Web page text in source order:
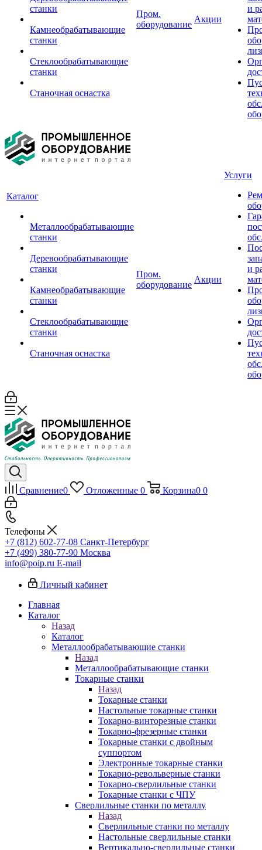
станки
Камнеобрабатывающие
станки
Стеклообрабатывающие
станки
Станочная оснастка
Пром.
оборудование
Акции
и
Каталог
Металлообрабатывающие
станки
Деревообрабатывающие
станки
Камнеобрабатывающие
станки
Стеклообрабатывающие
станки
Станочная оснастка
Пром.
оборудование
Акции
Услуги
и
Сравнение0 Отложенные 0 Корзина0 0
Телефоны
+7 (812) 602-77-08 Санкт-Петербург
+7 (499) 380-77-90 Москва
info@poip.ru E-mail
Личный кабинет
Главная
Каталог
Назад
Каталог
Металлообрабатывающие станки
Назад
Металлообрабатывающие станки
Токарные станки
Назад
Токарные станки
Настольные токарные станки
Токарно-винторезные станки
Токарно-фрезерные станки
Токарные станки с двойным
суппортом
Электронные токарные станки
Токарно-револьверные станки
Токарно-сверлильные станки
Токарные станки с ЧПУ
Сверлильные станки по металлу
Назад
Сверлильные станки по металлу
Настольные сверлильные станки
Вертикально-сверлильные станки